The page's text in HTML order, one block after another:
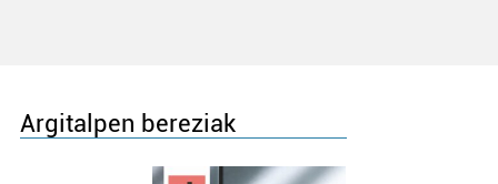
Argitalpen bereziak